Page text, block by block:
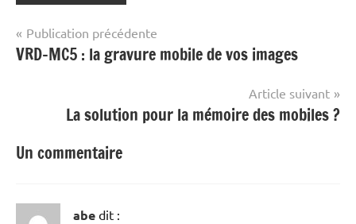
Navigation
de
Publication précédente
VRD-MC5 : la gravure mobile de vos images
Article suivant
La solution pour la mémoire des mobiles ?
Un commentaire
abe dit :